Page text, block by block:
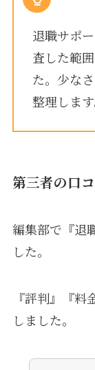
退職サポ
査した範
た。少な
整理します
第三者の口
編集部で『退
した。
『評判』『
しました。